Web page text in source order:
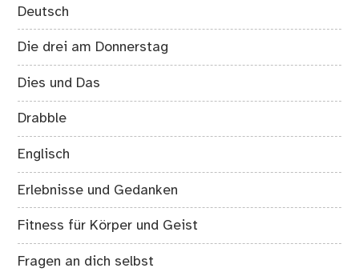
Deutsch
Die drei am Donnerstag
Dies und Das
Drabble
Englisch
Erlebnisse und Gedanken
Fitness für Körper und Geist
Fragen an dich selbst